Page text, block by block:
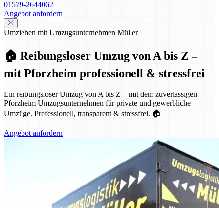
01579-2644062
Angebot anfordern
Umziehen mit Umzugsunternehmen Müller
🏠 Reibungsloser Umzug von A bis Z –
mit Pforzheim professionell & stressfrei
Ein reibungsloser Umzug von A bis Z – mit dem zuverlässigen
Pforzheim Umzugsunternehmen für private und gewerbliche
Umzüge. Professionell, transparent & stressfrei. 🏠
Angebot anfordern